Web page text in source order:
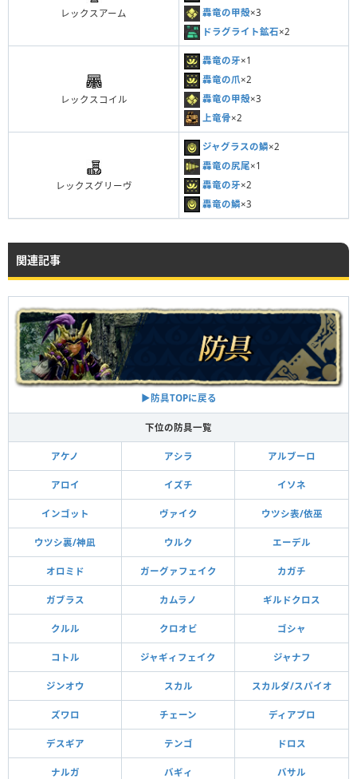
レックスアーム
轟竜の甲殻×3
ドラグライト鉱石×2
レックスコイル
轟竜の牙×1
轟竜の爪×2
轟竜の甲殻×3
上竜骨×2
レックスグリーヴ
ジャグラスの鱗×2
轟竜の尻尾×1
轟竜の牙×2
轟竜の鱗×3
関連記事
▶︎防具TOPに戻る
下位の防具一覧
アケノ アシラ アルブーロ
アロイ イズチ イソネ
インゴット ヴァイク ウツシ表/依巫
ウツシ裏/神凪 ウルク エーデル
オロミド ガーグァフェイク カガチ
ガブラス カムラノ ギルドクロス
クルル クロオビ ゴシャ
コトル ジャギィフェイク ジャナフ
ジンオウ スカル スカルダ/スパイオ
ズワロ チェーン ディアブロ
デスギア テンゴ ドロス
ナルガ バギィ バサル